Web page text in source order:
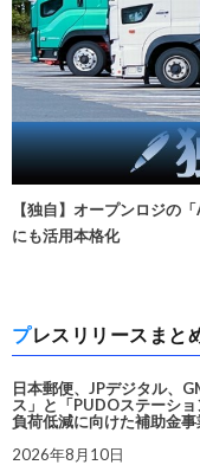
【独自】オープンロジの
にも活用本格化
プレスリリースまと
日本郵便、JPデジタル、
ス」と「PUDOステーシ
負荷低減に向けた補助金事
2026年8月10日